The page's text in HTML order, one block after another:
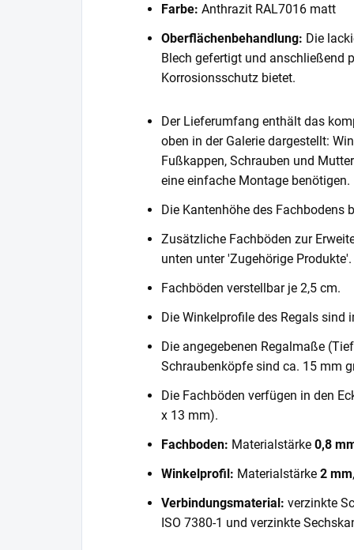
Farbe: Anthrazit RAL7016 matt
Oberflächenbehandlung: Die
Blech gefertigt und anschließend
Korrosionsschutz bietet.
Der Lieferumfang enthält das
oben in der Galerie dargestellt:
Fußkappen, Schrauben und
eine einfache Montage benötigen.
Die Kantenhöhe des Fachbodens
Zusätzliche Fachböden zur
unten unter 'Zugehörige Produkte'.
Fachböden verstellbar je 2,5 cm.
Die Winkelprofile des Regals sind
Die angegebenen Regalmaße
Schraubenköpfe sind ca. 15 mm
Die Fachböden verfügen in den
x 13 mm).
Fachboden: Materialstärke 0,8
Winkelprofil: Materialstärke 2 mm
Verbindungsmaterial: verzinkte
ISO 7380-1 und verzinkte